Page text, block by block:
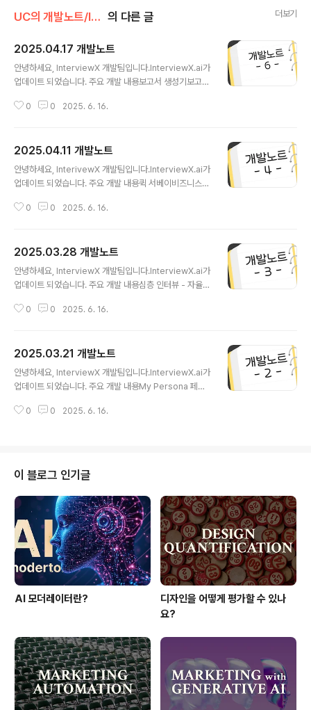
UC의 개발노트/InterviewX 의 다른 글 더보기
2025.04.17 개발노트
안녕하세요, InterviewX 개발팀입니다.InterviewX.ai가
업데이트 되었습니다. 주요 개발 내용보고서 생성기보고서
다.비즈니스 정보를 분석하여 보고서의 구조에 맞춰 컨텐
극 반영하여 추가 기능 및 서비스 개선 작업을 지속적으로
진행할 예정입니다.AI 분석 알고리즘의 고도화와 더불어,
사용자 맞춤형 기능을 더욱 강화해 나갈 계획입니다.참고
기능이 일시적으로 중단될 수 있으니 양해 부탁드립니다.
0 0 2025. 6. 16.
2025.04.11 개발노트
안녕하세요, InterivewX 개발팀입니다.InterviewX.ai가
업데이트 되었습니다. 주요 개발 내용퀵 서베이비즈니스
NPS, 경험 평가 질문, 단일 선택 질문)의 문항을 생성합니
결과를 분석하여 보고서 형태로 제공합니다. 향후 업데이
트 계획사용자 피드백을 적극 반영하여 추가 기능 및 서비
스 개선 작업을 지속적으로 진행할 예정입니다.AI 분석 알
화해 나갈 계획입니다.참고 사항업데이트 일정: 2025. 0
0 0 2025. 6. 16.
2025.03.28 개발노트
안녕하세요, InterviewX 개발팀입니다.InterviewX.ai가
업데이트 되었습니다. 주요 개발 내용심층 인터뷰 - 자율
페르소나와 자유로운 인터뷰가 가능합니다.인터뷰 종료 시
사용자 피드백을 적극 반영하여 추가 기능 및 서비스 개선
작업을 지속적으로 진행할 예정입니다.AI 분석 알고리즘의
고도화와 더불어, 사용자 맞춤형 기능을 더욱 강화해 나갈
이트 진행 중 일부 기능이 일시적으로 중단될 수 있으니 양
0 0 2025. 6. 16.
2025.03.21 개발노트
안녕하세요, InterviewX 개발팀입니다.InterviewX.ai가
업데이트 되었습니다. 주요 개발 내용My Persona 페르
업데이트 계획사용자 피드백을 적극 반영하여 추가 기능
25. 03. 21업데이트 진행 중 일부 기능이 일시적으로 중
단될 수 있으니 양해 부탁드립니다.이용 중 궁금한 점이나
불편한 사항은 고객지원팀으로 문의해 주시기 바랍니다.감
사합니다.개발팀 드림
0 0 2025. 6. 16.
이 블로그 인기글
AI 모더레이터란?
디자인을 어떻게 평가할 수 있나
요?